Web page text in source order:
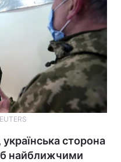
сторона
найближчими